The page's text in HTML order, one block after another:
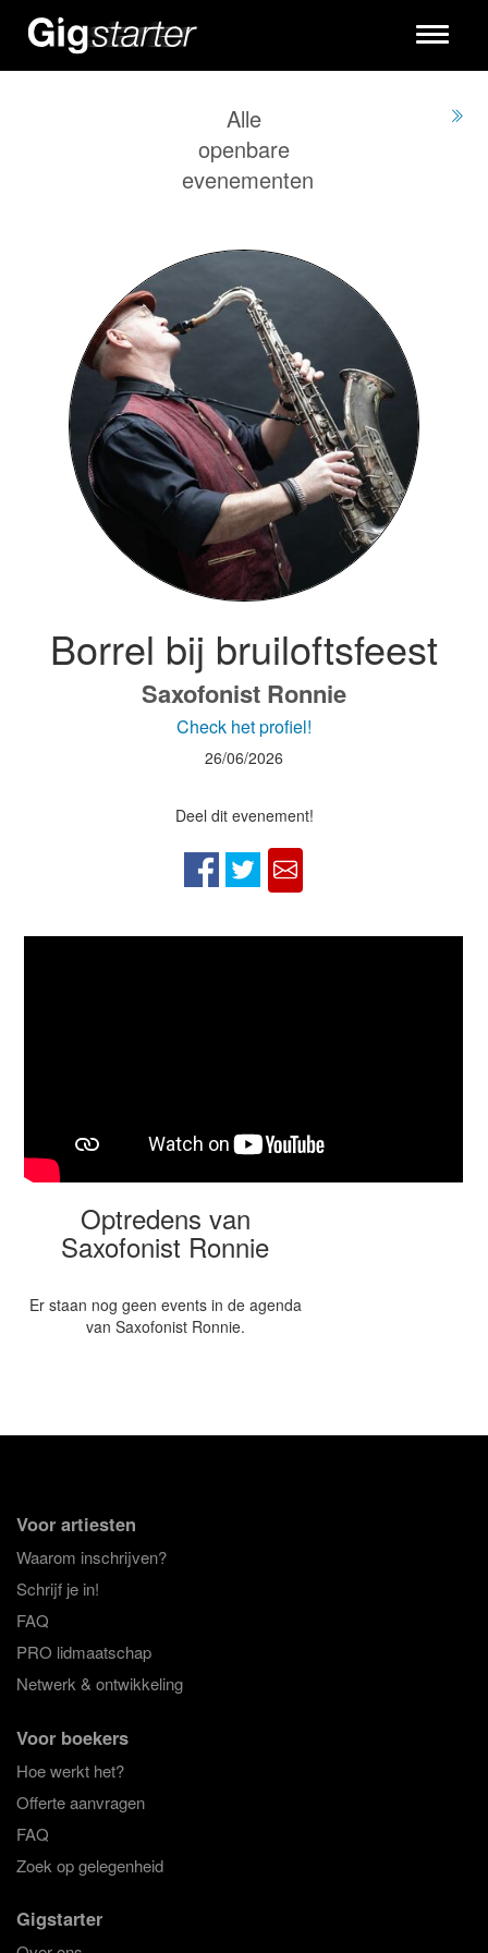
Toggle
Alle
openbare
evenementen
Borrel bij bruiloftsfeest
Saxofonist Ronnie
Check het profiel!
26/06/2026
Deel dit evenement!
Optredens van
Saxofonist Ronnie
Er staan nog geen events in de agenda
van Saxofonist Ronnie.
Voor artiesten
Waarom inschrijven?
Schrijf je in!
FAQ
PRO lidmaatschap
Netwerk & ontwikkeling
Voor boekers
Hoe werkt het?
Offerte aanvragen
FAQ
Zoek op gelegenheid
Gigstarter